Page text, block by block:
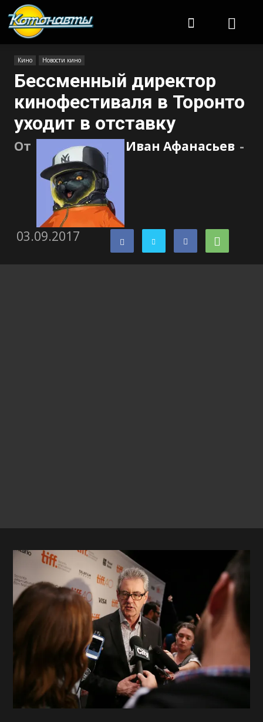
Кино Новости кино
Бессменный директор
кинофестиваля в Торонто
уходит в отставку
От Иван Афанасьев -
03.09.2017